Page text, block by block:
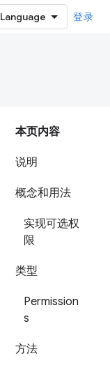
登录
本页内容
说明
概念和用法
实现可选权
限
类型
Permission
s
方法